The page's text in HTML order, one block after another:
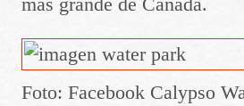
más grande de Canadá.
Foto: Facebook Calypso